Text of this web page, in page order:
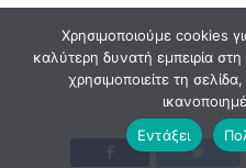
Χρησιμοποιούμε cookies
καλύτερη δυνατή εμπειρία
χρησιμοποιείτε τη
Εντάξει